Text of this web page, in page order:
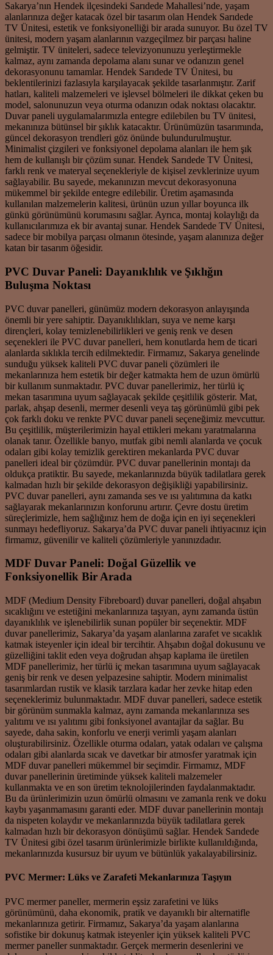
Sakarya’nın Hendek ilçesindeki Sarıdede Mahallesi’nde, yaşam
alanlarınıza değer katacak özel bir tasarım olan Hendek Sarıdede
TV Ünitesi, estetik ve fonksiyonelliği bir arada sunuyor. Bu özel TV
ünitesi, modern yaşam alanlarının vazgeçilmez bir parçası haline
gelmiştir. TV üniteleri, sadece televizyonunuzu yerleştirmekle
kalmaz, aynı zamanda depolama alanı sunar ve odanızın genel
dekorasyonunu tamamlar. Hendek Sarıdede TV Ünitesi, bu
beklentilerinizi fazlasıyla karşılayacak şekilde tasarlanmıştır. Zarif
hatları, kaliteli malzemeleri ve işlevsel bölmeleri ile dikkat çeken bu
model, salonunuzun veya oturma odanızın odak noktası olacaktır.
Duvar paneli uygulamalarımızla entegre edilebilen bu TV ünitesi,
mekanınıza bütünsel bir şıklık katacaktır. Ürünümüzün tasarımında,
güncel dekorasyon trendleri göz önünde bulundurulmuştur.
Minimalist çizgileri ve fonksiyonel depolama alanları ile hem şık
hem de kullanışlı bir çözüm sunar. Hendek Sarıdede TV Ünitesi,
farklı renk ve materyal seçenekleriyle de kişisel zevklerinize uyum
sağlayabilir. Bu sayede, mekanınızın mevcut dekorasyonuna
mükemmel bir şekilde entegre edilebilir. Üretim aşamasında
kullanılan malzemelerin kalitesi, ürünün uzun yıllar boyunca ilk
günkü görünümünü korumasını sağlar. Ayrıca, montaj kolaylığı da
kullanıcılarımıza ek bir avantaj sunar. Hendek Sarıdede TV Ünitesi,
sadece bir mobilya parçası olmanın ötesinde, yaşam alanınıza değer
katan bir tasarım öğesidir.
PVC Duvar Paneli: Dayanıklılık ve Şıklığın
Buluşma Noktası
PVC duvar panelleri, günümüz modern dekorasyon anlayışında
önemli bir yere sahiptir. Dayanıklılıkları, suya ve neme karşı
dirençleri, kolay temizlenebilirlikleri ve geniş renk ve desen
seçenekleri ile PVC duvar panelleri, hem konutlarda hem de ticari
alanlarda sıklıkla tercih edilmektedir. Firmamız, Sakarya genelinde
sunduğu yüksek kaliteli PVC duvar paneli çözümleri ile
mekanlarınıza hem estetik bir değer katmakta hem de uzun ömürlü
bir kullanım sunmaktadır. PVC duvar panellerimiz, her türlü iç
mekan tasarımına uyum sağlayacak şekilde çeşitlilik gösterir. Mat,
parlak, ahşap desenli, mermer desenli veya taş görünümlü gibi pek
çok farklı doku ve renkte PVC duvar paneli seçeneğimiz mevcuttur.
Bu çeşitlilik, müşterilerimizin hayal ettikleri mekanı yaratmalarına
olanak tanır. Özellikle banyo, mutfak gibi nemli alanlarda ve çocuk
odaları gibi kolay temizlik gerektiren mekanlarda PVC duvar
panelleri ideal bir çözümdür. PVC duvar panellerinin montajı da
oldukça pratiktir. Bu sayede, mekanlarınızda büyük tadilatlara gerek
kalmadan hızlı bir şekilde dekorasyon değişikliği yapabilirsiniz.
PVC duvar panelleri, aynı zamanda ses ve ısı yalıtımına da katkı
sağlayarak mekanlarınızın konforunu artırır. Çevre dostu üretim
süreçlerimizle, hem sağlığınız hem de doğa için en iyi seçenekleri
sunmayı hedefliyoruz. Sakarya’da PVC duvar paneli ihtiyacınız için
firmamız, güvenilir ve kaliteli çözümleriyle yanınızdadır.
MDF Duvar Paneli: Doğal Güzellik ve
Fonksiyonellik Bir Arada
MDF (Medium Density Fibreboard) duvar panelleri, doğal ahşabın
sıcaklığını ve estetiğini mekanlarınıza taşıyan, aynı zamanda üstün
dayanıklılık ve işlenebilirlik sunan popüler bir seçenektir. MDF
duvar panellerimiz, Sakarya’da yaşam alanlarına zarafet ve sıcaklık
katmak isteyenler için ideal bir tercihtir. Ahşabın doğal dokusunu ve
güzelliğini taklit eden veya doğrudan ahşap kaplama ile üretilen
MDF panellerimiz, her türlü iç mekan tasarımına uyum sağlayacak
geniş bir renk ve desen yelpazesine sahiptir. Modern minimalist
tasarımlardan rustik ve klasik tarzlara kadar her zevke hitap eden
seçeneklerimiz bulunmaktadır. MDF duvar panelleri, sadece estetik
bir görünüm sunmakla kalmaz, aynı zamanda mekanlarınıza ses
yalıtımı ve ısı yalıtımı gibi fonksiyonel avantajlar da sağlar. Bu
sayede, daha sakin, konforlu ve enerji verimli yaşam alanları
oluşturabilirsiniz. Özellikle oturma odaları, yatak odaları ve çalışma
odaları gibi alanlarda sıcak ve davetkar bir atmosfer yaratmak için
MDF duvar panelleri mükemmel bir seçimdir. Firmamız, MDF
duvar panellerinin üretiminde yüksek kaliteli malzemeler
kullanmakta ve en son üretim teknolojilerinden faydalanmaktadır.
Bu da ürünlerimizin uzun ömürlü olmasını ve zamanla renk ve doku
kaybı yaşanmamasını garanti eder. MDF duvar panellerinin montajı
da nispeten kolaydır ve mekanlarınızda büyük tadilatlara gerek
kalmadan hızlı bir dekorasyon dönüşümü sağlar. Hendek Sarıdede
TV Ünitesi gibi özel tasarım ürünlerimizle birlikte kullanıldığında,
mekanlarınızda kusursuz bir uyum ve bütünlük yakalayabilirsiniz.
PVC Mermer: Lüks ve Zarafeti Mekanlarınıza Taşıyın
PVC mermer paneller, mermerin eşsiz zarafetini ve lüks
görünümünü, daha ekonomik, pratik ve dayanıklı bir alternatifle
mekanlarınıza getirir. Firmamız, Sakarya’da yaşam alanlarına
sofistike bir dokunuş katmak isteyenler için yüksek kaliteli PVC
mermer paneller sunmaktadır. Gerçek mermerin desenlerini ve